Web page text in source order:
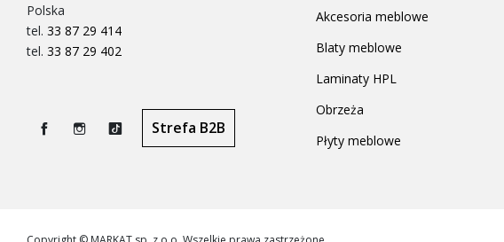
Polska
tel. 33 87 29 414
tel. 33 87 29 402
Instagram
TikTok
Strefa B2B
Akcesoria meblowe
Blaty meblowe
Laminaty HPL
Obrzeża
Płyty meblowe